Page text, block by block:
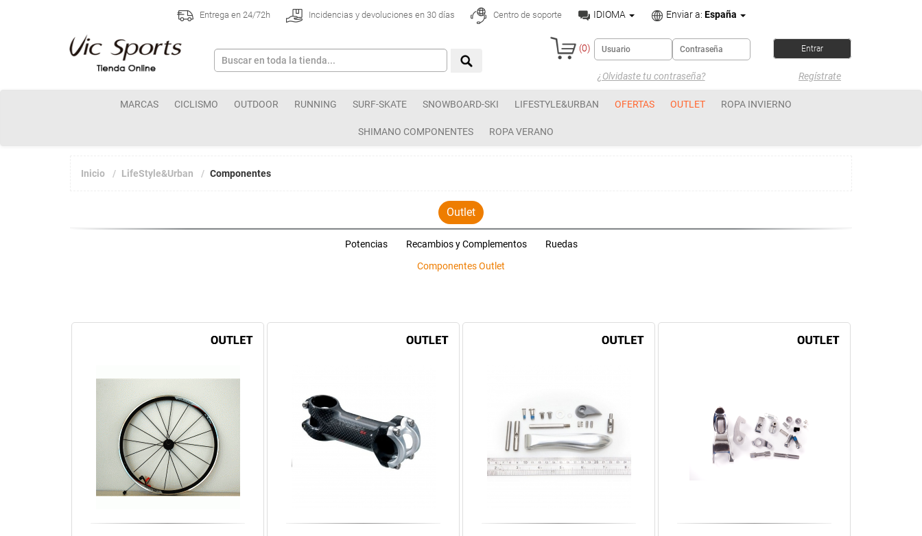
Entrega en 24/72h Incidencias y devoluciones en 30 días Centro de soporte IDIOMA Enviar a: España
(0)
¿Olvidaste tu contraseña? Regístrate
MARCAS CICLISMO OUTDOOR RUNNING SURF-SKATE SNOWBOARD-SKI LIFESTYLE&URBAN OFERTAS OUTLET ROPA INVIERNO
SHIMANO COMPONENTES ROPA VERANO
Inicio LifeStyle&Urban Componentes
Outlet
Potencias Recambios y Complementos
Ruedas
Componentes Outlet